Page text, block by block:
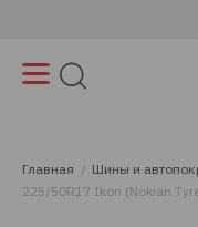
Главная
Шины и
225/50R17 Ikon (Nokian